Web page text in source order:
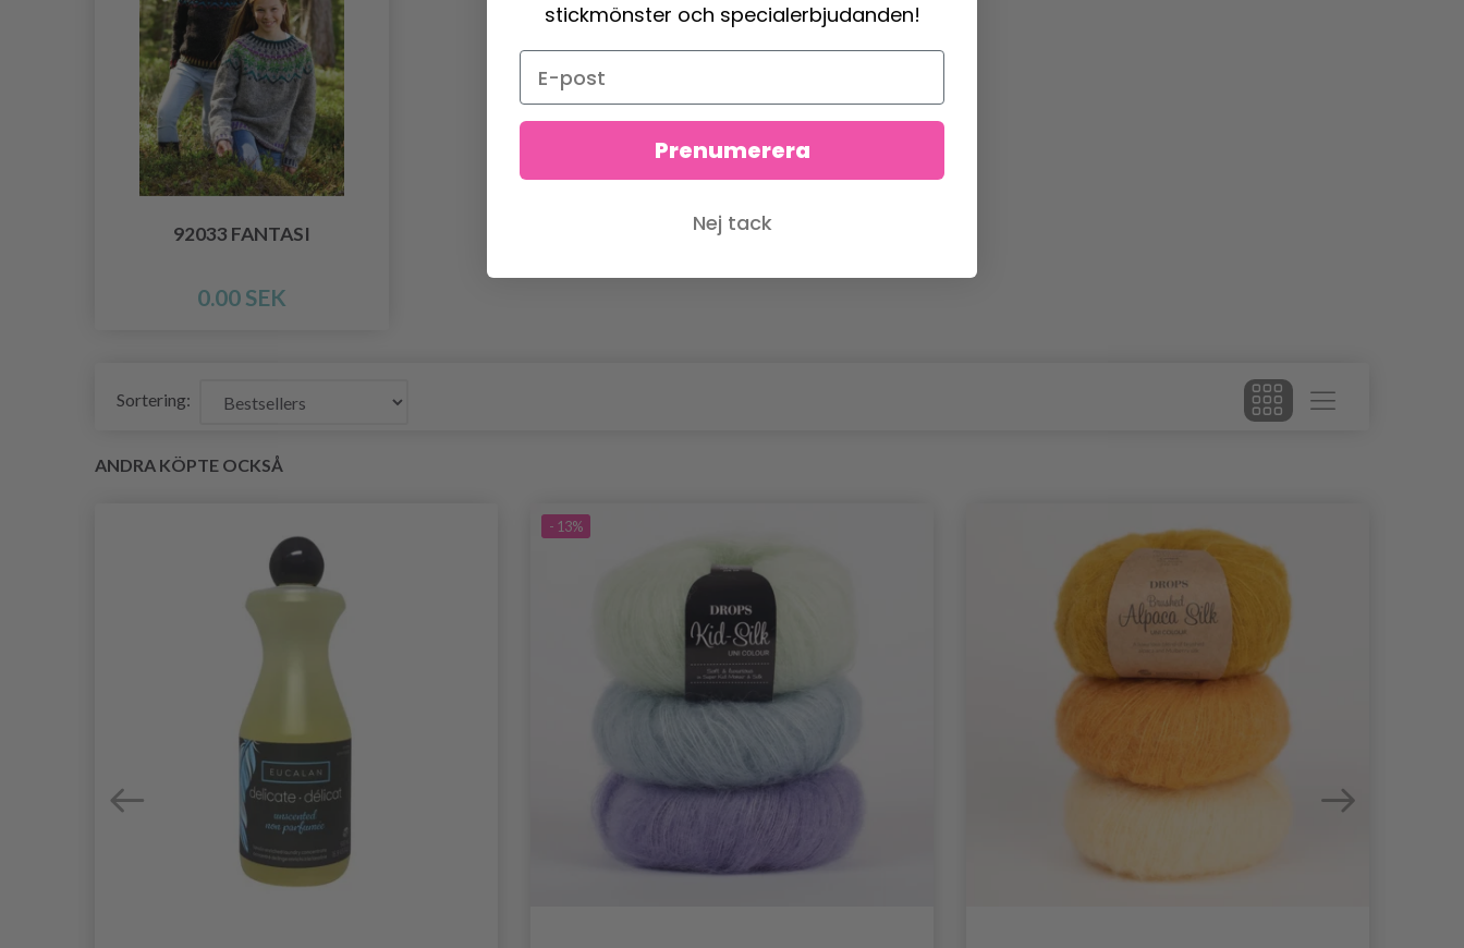
92033 FANTASI
0.00 SEK
Sortering:
ANDRA KÖPTE OCKSÅ
- 13%
stickmönster och specialerbjudanden!
Prenumerera
Nej tack